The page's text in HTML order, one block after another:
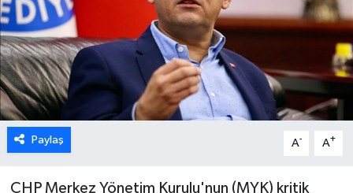
Paylaş A- A+
CHP Merkez Yönetim Kurulu'nun (MYK) kritik
GAZİMAĞUSA
GİRNE
GÜNDEM
GÜNEY KIBRIS